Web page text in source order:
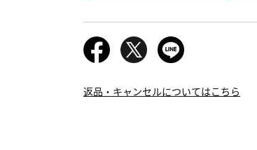
返品・キャンセルについてはこちら